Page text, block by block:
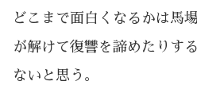
どこまで面白くなるかは馬
が解けて復讐を諦めたりす
ないと思う。